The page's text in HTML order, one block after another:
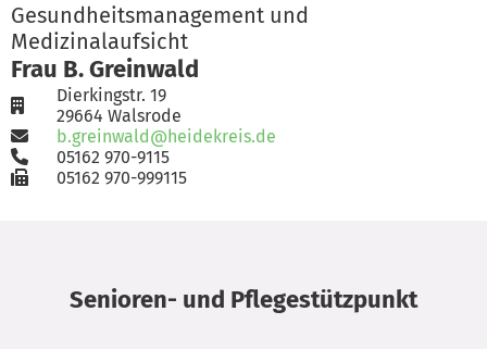
Gesundheitsmanagement und
Medizinalaufsicht
Frau B. Greinwald
Dierkingstr. 19
29664 Walsrode
b.greinwald@heidekreis.de
05162 970-9115
05162 970-999115
Senioren- und Pflegestützpunkt